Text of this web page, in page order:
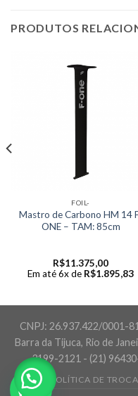
PRODUTOS
FOIL-
Mastro de Carbono HM 14
ONE – TAM: 85cm
R$11.375,00
Em até 6x de R$1.895,83
CNPJ: 26.937.422/0001-
Barra da Tijuca, Rio de
3199-2121 - (21)
POLÍTICA DE